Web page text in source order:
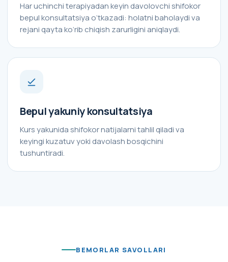
Har uchinchi terapiyadan keyin davolovchi shifokor
bepul konsultatsiya o‘tkazadi: holatni baholaydi va
rejani qayta ko‘rib chiqish zarurligini aniqlaydi.
Bepul yakuniy konsultatsiya
Kurs yakunida shifokor natijalarni tahlil qiladi va
keyingi kuzatuv yoki davolash bosqichini
tushuntiradi.
BEMORLAR SAVOLLARI